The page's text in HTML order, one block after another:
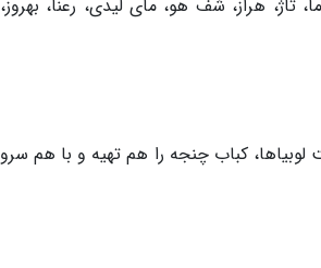
تاژ، هراز، شف هو، مای لیدی، رعنا، بهروز،
لوبیاها، کباب چنجه را هم تهیه و با هم سرو